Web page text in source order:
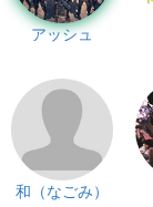
アッシュ
和（なごみ）